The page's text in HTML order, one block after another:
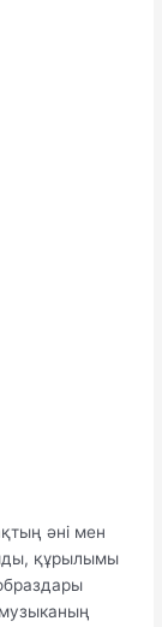
әні мен
құрылымы